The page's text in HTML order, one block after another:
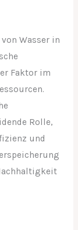
Wasser in
Faktor im
Rolle,
und